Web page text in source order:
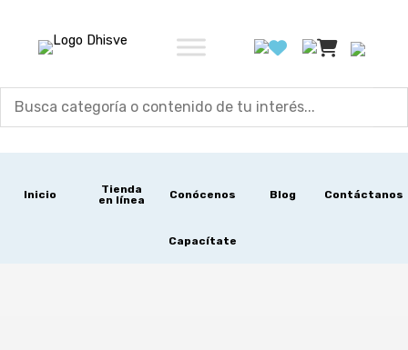
contenido
Inicio
Tienda
en línea
Conócenos Blog Contáctanos
Capacítate